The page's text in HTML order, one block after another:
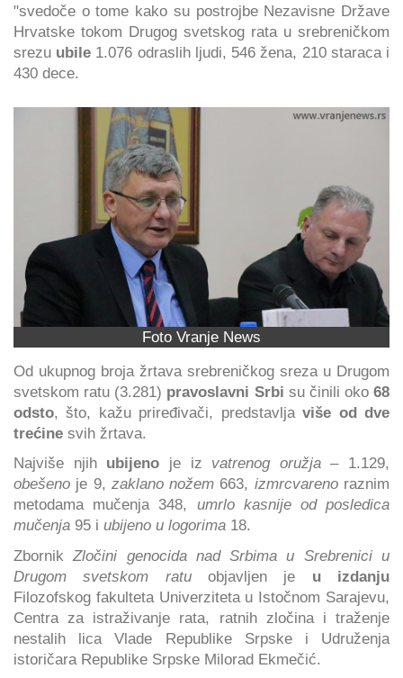
"svedoče o tome kako su postrojbe Nezavisne Države
Hrvatske tokom Drugog svetskog rata u srebreničkom
srezu ubile 1.076 odraslih ljudi, 546 žena, 210 staraca i
430 dece.
Foto Vranje News
Od ukupnog broja žrtava srebreničkog sreza u Drugom
svetskom ratu (3.281) pravoslavni Srbi su činili oko 68
odsto , što, kažu priređivači, predstavlja više od dve
trećine svih žrtava.
Najviše njih ubijeno je iz vatrenog oružja– 1.129,
obešeno je 9, zaklano nožem 663, izmrcvarenoraznim
metodama mučenja 348, umrlo kasnije od posledica
mučenja 95 i ubijeno u logorima 18.
Zbornik Zločini genocida nad Srbima u Srebrenici u
Drugom svetskom ratuobjavljen je u izdanju
Filozofskog fakulteta Univerziteta u Istočnom Sarajevu,
Centra za istraživanje rata, ratnih zločina i traženje
nestalih lica Vlade Republike Srpske i Udruženja
istoričara Republike Srpske Milorad Ekmečić.